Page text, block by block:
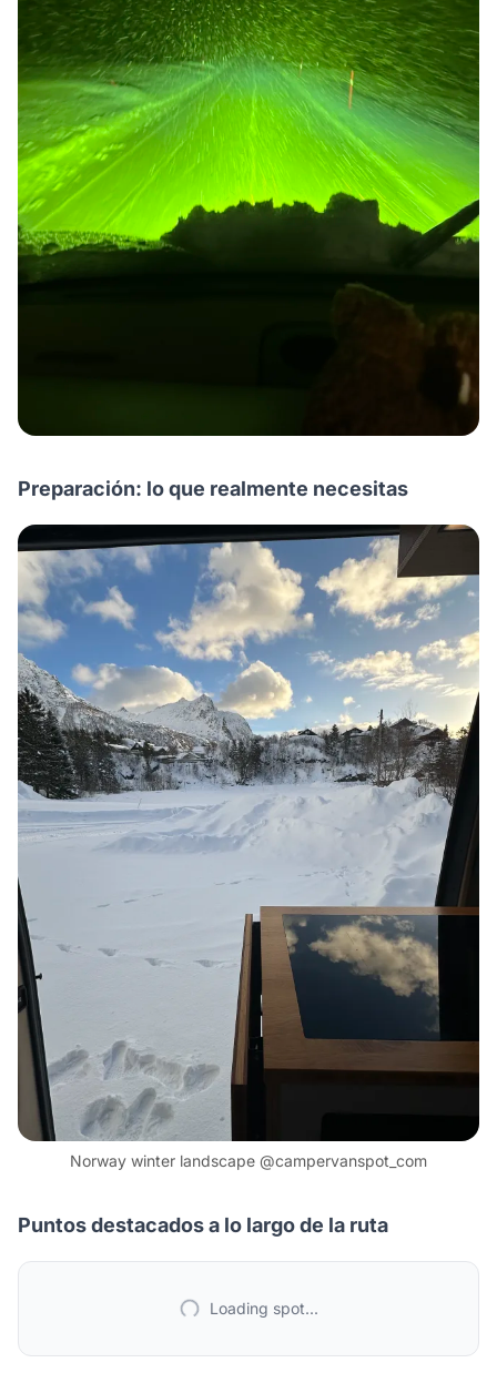
Preparación: lo que realmente necesitas
Norway winter landscape @campervanspot_com
Puntos destacados a lo largo de la ruta
Loading spot...